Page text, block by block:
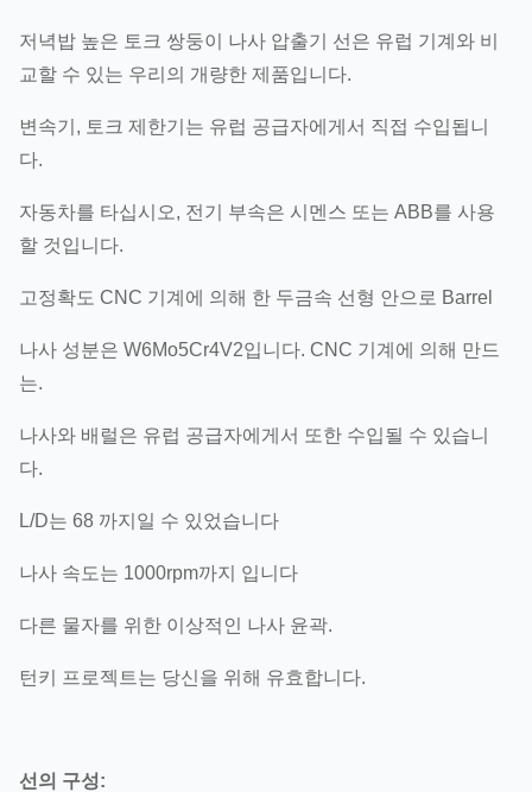
저녁밥 높은 토크 쌍둥이 나사 압출기 선은 유럽 기계와 비
교할 수 있는 우리의 개량한 제품입니다.
변속기, 토크 제한기는 유럽 공급자에게서 직접 수입됩니
다.
자동차를 타십시오, 전기 부속은 시멘스 또는 ABB를 사용
할 것입니다.
고정확도 CNC 기계에 의해 한 두금속 선형 안으로 Barrel
나사 성분은 W6Mo5Cr4V2입니다. CNC 기계에 의해 만드
는.
나사와 배럴은 유럽 공급자에게서 또한 수입될 수 있습니
다.
L/D는 68 까지일 수 있었습니다
나사 속도는 1000rpm까지 입니다
다른 물자를 위한 이상적인 나사 윤곽.
턴키 프로젝트는 당신을 위해 유효합니다.
선의 구성: